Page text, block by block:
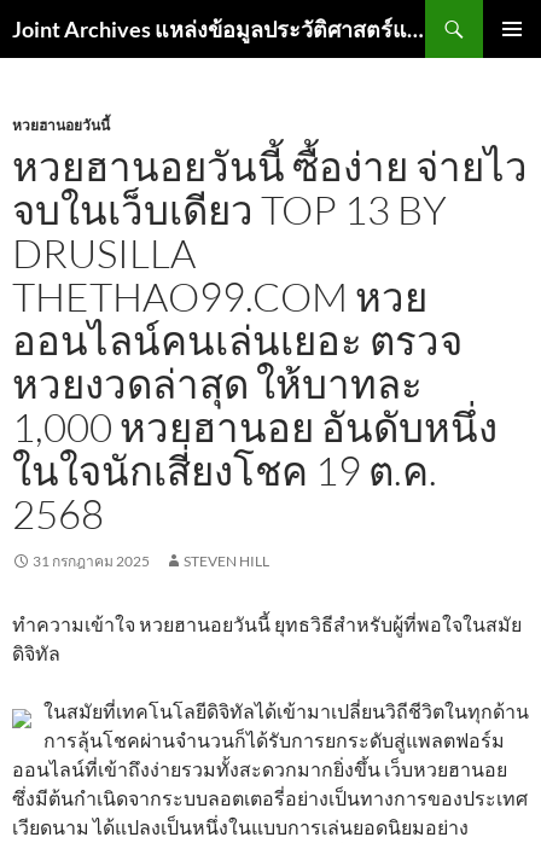
Joint Archives แหล่งข้อมูลประวัติศาสตร์และเอกสาร
เนื้อหา
หวยฮานอยวันนี้
หวยฮานอยวันนี้ ซื้อง่าย จ่ายไว
จบในเว็บเดียว TOP 13 BY
DRUSILLA
THETHAO99.COM หวย
ออนไลน์คนเล่นเยอะ ตรวจ
หวยงวดล่าสุด ให้บาทละ
1,000 หวยฮานอย อันดับหนึ่ง
ในใจนักเสี่ยงโชค 19 ต.ค.
2568
31 กรกฎาคม 2025 STEVEN HILL
ทำความเข้าใจ หวยฮานอยวันนี้ ยุทธวิธีสำหรับผู้ที่พอใจในสมัย
ดิจิทัล
ในสมัยที่เทคโนโลยีดิจิทัลได้เข้ามาเปลี่ยนวิถีชีวิตในทุกด้าน
การลุ้นโชคผ่านจำนวนก็ได้รับการยกระดับสู่แพลตฟอร์ม
ออนไลน์ที่เข้าถึงง่ายรวมทั้งสะดวกมากยิ่งขึ้น เว็บหวยฮานอย
ซึ่งมีต้นกำเนิดจากระบบลอตเตอรี่อย่างเป็นทางการของประเทศ
เวียดนาม ได้แปลงเป็นหนึ่งในแบบการเล่นยอดนิยมอย่าง